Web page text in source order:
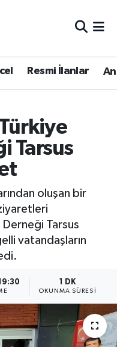
Resmi İlanlar
Tarsus
oluşan bir
Derneği Tarsus
vatandaşların
1 DK
OKUNMA SÜRESI
Fikstür